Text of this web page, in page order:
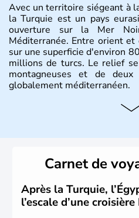
Avec un territoire siégeant à
la Turquie est un pays
ouverture sur la Mer
Méditerranée. Entre orient
sur une superficie d'environ
millions de turcs. Le relief
montagneuses et de
globalement méditerranéen.
Histoire et
qui constitueront en 1299
ottoman. Après avoir
orientale au territoire turc, la
le 29 octobre 1923. Ankara
titre de capitale du pays.
Carnet de
Après la Turquie,
l’escale d’une